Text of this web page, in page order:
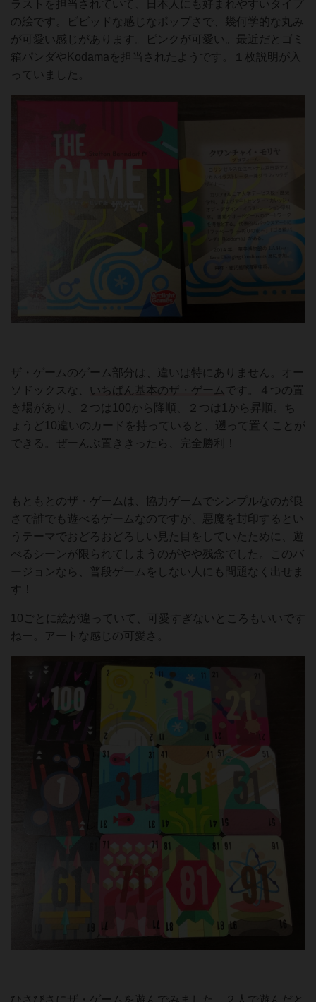
ラストを担当されていて、日本人にも好まれやすいタイプ
の絵です。ビビッドな感じなポップさで、幾何学的な丸み
が可愛い感じがあります。ピンクが可愛い。最近だとゴミ
箱パンダやKodamaを担当されたようです。１枚説明が入
っていました。
ザ・ゲームのゲーム部分は、違いは特にありません。オー
ソドックスな、
いちばん基本のザ・ゲームです。４つの置
き場があり、２つは100から降順、２つは1から昇順。ち
ょうど10違いのカードを持っていると、遡って置くことが
できる。ぜーんぶ置ききったら、完全勝利！
もともとのザ・ゲームは、協力ゲームでシンプルなのが良
さで誰でも遊べるゲームなのですが、悪魔を封印するとい
うテーマでおどろおどろしい見た目をしていたために、遊
べるシーンが限られてしまうのがやや残念でした。このバ
ージョンなら、普段ゲームをしない人にも問題なく出せま
す！
10ごとに絵が違っていて、可愛すぎないところもいいです
ねー。アートな感じの可愛さ。
ひさびさにザ・ゲームを遊んでみました。２人で遊んだと